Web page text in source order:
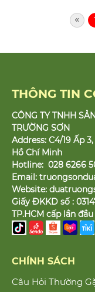
1
THÔNG TIN
CÔNG TY TNHH
TRƯỜNG SƠN
Address: C4/19 Ấp
Hồ Chí Minh
Hotline: 028 6266
Email:
Website:
Giấy ĐKKD số :
TP.HCM cấp lần đầu
CHÍNH SÁCH
Câu Hỏi Thường